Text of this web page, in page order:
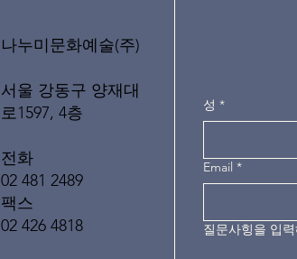
나누미문화예술(주)
서울 강동구 양재대
로1597, 4층
전화
02 481 2489
팩스
02 426 4818
성 *
Email *
질문사힝을 입